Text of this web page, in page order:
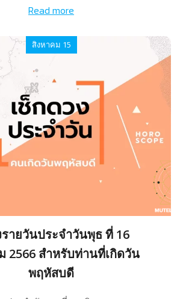
Read more
สิงหาคม 15
ายวันประจำวันพุธ ที่ 16
2566 สำหรับท่านที่เกิดวัน
พฤหัสบดี